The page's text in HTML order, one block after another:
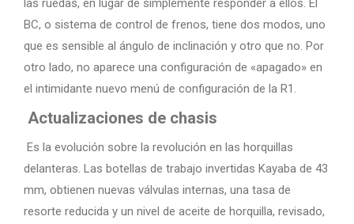
las ruedas, en lugar de simplemente responder a ellos. El
BC, o sistema de control de frenos, tiene dos modos, uno
que es sensible al ángulo de inclinación y otro que no. Por
otro lado, no aparece una configuración de «apagado» en
el intimidante nuevo menú de configuración de la R1.
Actualizaciones de chasis
Es la evolución sobre la revolución en las horquillas
delanteras. Las botellas de trabajo invertidas Kayaba de 43
mm, obtienen nuevas válvulas internas, una tasa de
resorte reducida y un nivel de aceite de horquilla, revisado,